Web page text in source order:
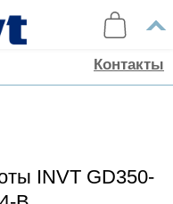
Контакты
INVT GD350-